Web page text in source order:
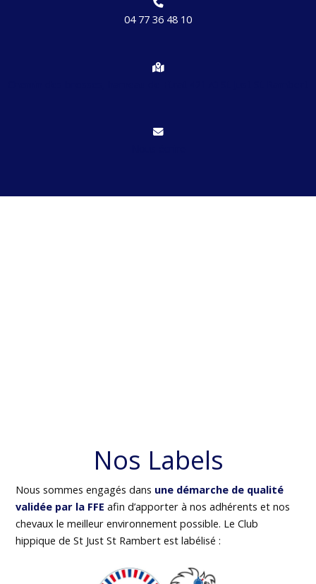
04 77 36 48 10
Nos Labels
Nous sommes engagés dans une démarche de qualité
validée par la FFE afin d’apporter à nos adhérents et nos
chevaux le meilleur environnement possible. Le Club
hippique de St Just St Rambert est labélisé :